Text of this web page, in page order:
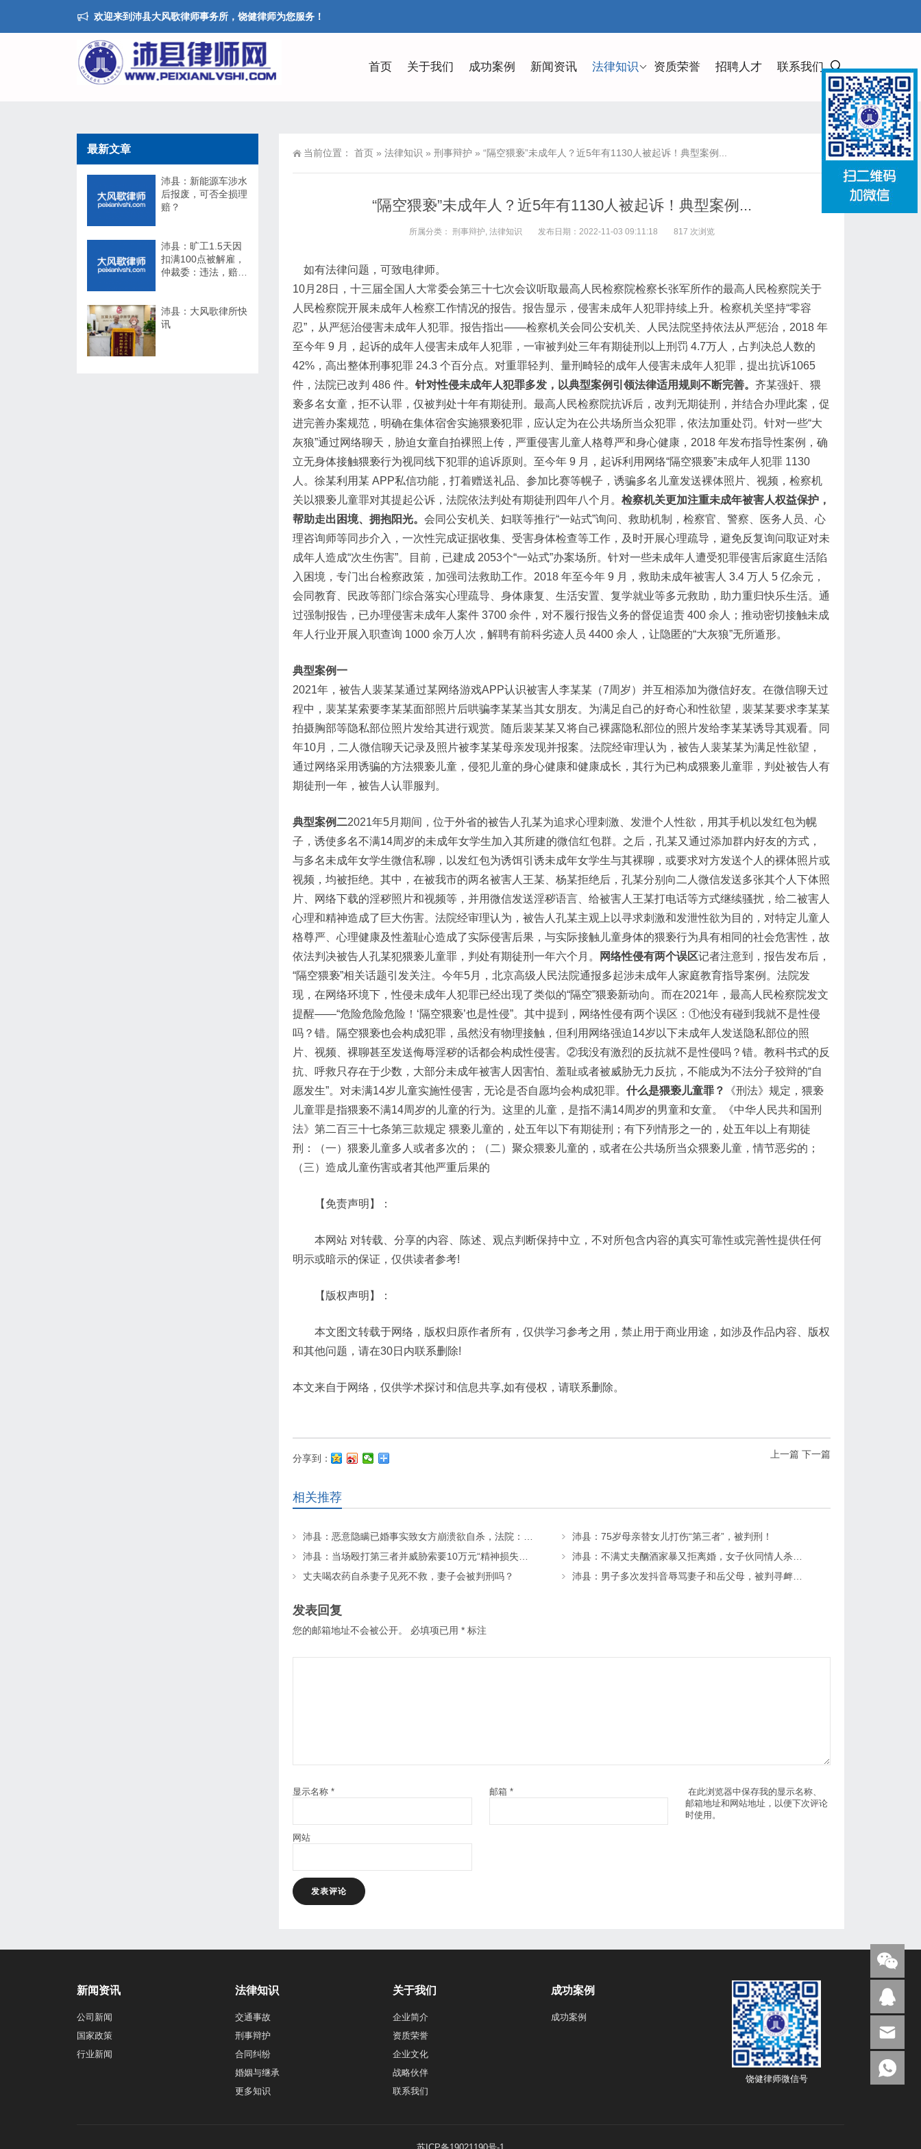
欢迎来到沛县大风歌律师事务所，饶健律师为您服务！
首页 关于我们 成功案例 新闻资讯 法律知识 资质荣誉 招聘人才 联系我们
当前位置： 首页 » 法律知识 » 刑事辩护 » “隔空猥亵”未成年人？近5年有1130人被起诉！典型案例...
“隔空猥亵”未成年人？近5年有1130人被起诉！典型案例...
所属分类： 刑事辩护, 法律知识 发布日期：2022-11-03 09:11:18 817 次浏览
如有法律问题，可致电律师。
10月28日，十三届全国人大常委会第三十七次会议听取最高人民检察院检察长张军所作的最高人民检察院关于
人民检察院开展未成年人检察工作情况的报告。报告显示，侵害未成年人犯罪持续上升。检察机关坚持“零容
忍”，从严惩治侵害未成年人犯罪。报告指出——检察机关会同公安机关、人民法院坚持依法从严惩治，2018 年
至今年 9 月，起诉的成年人侵害未成年人犯罪，一审被判处三年有期徒刑以上刑罚 4.7万人，占判决总人数的
42%，高出整体刑事犯罪 24.3 个百分点。对重罪轻判、量刑畸轻的成年人侵害未成年人犯罪，提出抗诉1065
件，法院已改判 486 件。 针对性侵未成年人犯罪多发，以典型案例引领法律适用规则不断完善。 齐某强奸、猥
亵多名女童，拒不认罪，仅被判处十年有期徒刑。最高人民检察院抗诉后，改判无期徒刑，并结合办理此案，促
进完善办案规范，明确在集体宿舍实施猥亵犯罪，应认定为在公共场所当众犯罪，依法加重处罚。针对一些“大
灰狼”通过网络聊天，胁迫女童自拍裸照上传，严重侵害儿童人格尊严和身心健康，2018 年发布指导性案例，确
立无身体接触猥亵行为视同线下犯罪的追诉原则。至今年 9 月，起诉利用网络“隔空猥亵”未成年人犯罪 1130
人。徐某利用某 APP私信功能，打着赠送礼品、参加比赛等幌子，诱骗多名儿童发送裸体照片、视频，检察机
关以猥亵儿童罪对其提起公诉，法院依法判处有期徒刑四年八个月。 检察机关更加注重未成年被害人权益保护，
帮助走出困境、拥抱阳光。 会同公安机关、妇联等推行“一站式”询问、救助机制，检察官、警察、医务人员、心
理咨询师等同步介入，一次性完成证据收集、受害身体检查等工作，及时开展心理疏导，避免反复询问取证对未
成年人造成“次生伤害”。目前，已建成 2053个“一站式”办案场所。针对一些未成年人遭受犯罪侵害后家庭生活陷
入困境，专门出台检察政策，加强司法救助工作。2018 年至今年 9 月，救助未成年被害人 3.4 万人 5 亿余元，
会同教育、民政等部门综合落实心理疏导、身体康复、生活安置、复学就业等多元救助，助力重归快乐生活。通
过强制报告，已办理侵害未成年人案件 3700 余件，对不履行报告义务的督促追责 400 余人；推动密切接触未成
年人行业开展入职查询 1000 余万人次，解聘有前科劣迹人员 4400 余人，让隐匿的“大灰狼”无所遁形。
典型案例一
2021年，被告人裴某某通过某网络游戏APP认识被害人李某某（7周岁）并互相添加为微信好友。在微信聊天过
程中，裴某某索要李某某面部照片后哄骗李某某当其女朋友。为满足自己的好奇心和性欲望，裴某某要求李某某
拍摄胸部等隐私部位照片发给其进行观赏。随后裴某某又将自己裸露隐私部位的照片发给李某某诱导其观看。同
年10月，二人微信聊天记录及照片被李某某母亲发现并报案。法院经审理认为，被告人裴某某为满足性欲望，
通过网络采用诱骗的方法猥亵儿童，侵犯儿童的身心健康和健康成长，其行为已构成猥亵儿童罪，判处被告人有
期徒刑一年，被告人认罪服判。
典型案例二2021年5月期间，位于外省的被告人孔某为追求心理刺激、发泄个人性欲，用其手机以发红包为幌
子，诱使多名不满14周岁的未成年女学生加入其所建的微信红包群。之后，孔某又通过添加群内好友的方式，
与多名未成年女学生微信私聊，以发红包为诱饵引诱未成年女学生与其裸聊，或要求对方发送个人的裸体照片或
视频，均被拒绝。其中，在被我市的两名被害人王某、杨某拒绝后，孔某分别向二人微信发送多张其个人下体照
片、网络下载的淫秽照片和视频等，并用微信发送淫秽语言、给被害人王某打电话等方式继续骚扰，给二被害人
心理和精神造成了巨大伤害。法院经审理认为，被告人孔某主观上以寻求刺激和发泄性欲为目的，对特定儿童人
格尊严、心理健康及性羞耻心造成了实际侵害后果，与实际接触儿童身体的猥亵行为具有相同的社会危害性，故
依法判决被告人孔某犯猥亵儿童罪，判处有期徒刑一年六个月。
网络性侵有两个误区记者注意到，报告发布后，
“隔空猥亵”相关话题引发关注。今年5月，北京高级人民法院通报多起涉未成年人家庭教育指导案例。法院发
现，在网络环境下，性侵未成年人犯罪已经出现了类似的“隔空”猥亵新动向。而在2021年，最高人民检察院发文
提醒——“危险危险危险！‘隔空猥亵’也是性侵”。其中提到，网络性侵有两个误区：①他没有碰到我就不是性侵
吗？错。隔空猥亵也会构成犯罪，虽然没有物理接触，但利用网络强迫14岁以下未成年人发送隐私部位的照
片、视频、裸聊甚至发送侮辱淫秽的话都会构成性侵害。②我没有激烈的反抗就不是性侵吗？错。教科书式的反
抗、呼救只存在于少数，大部分未成年被害人因害怕、羞耻或者被威胁无力反抗，不能成为不法分子狡辩的“自
愿发生”。对未满14岁儿童实施性侵害，无论是否自愿均会构成犯罪。 什么是猥亵儿童罪？
《刑法》规定，猥亵
儿童罪是指猥亵不满14周岁的儿童的行为。这里的儿童，是指不满14周岁的男童和女童。《中华人民共和国刑
法》第二百三十七条第三款规定 猥亵儿童的，处五年以下有期徒刑；有下列情形之一的，处五年以上有期徒
刑：（一）猥亵儿童多人或者多次的；（二）聚众猥亵儿童的，或者在公共场所当众猥亵儿童，情节恶劣的；
（三）造成儿童伤害或者其他严重后果的
【免责声明】：
本网站 对转载、分享的内容、陈述、观点判断保持中立，不对所包含内容的真实可靠性或完善性提供任何
明示或暗示的保证，仅供读者参考!
【版权声明】：
本文图文转载于网络，版权归原作者所有，仅供学习参考之用，禁止用于商业用途，如涉及作品内容、版权
和其他问题，请在30日内联系删除!
本文来自于网络，仅供学术探讨和信息共享,如有侵权，请联系删除。
上一篇 下一篇
分享到：
相关推荐
沛县：75岁母亲替女儿打伤“第三者”，被判刑！
沛县：不满丈夫酗酒家暴又拒离婚，女子伙同情人杀人抛尸，法院如何判决？
丈夫喝农药自杀妻子见死不救，妻子会被判刑吗？
沛县：男子多次发抖音辱骂妻子和岳父母，被判寻衅滋事罪，获实刑八个月！
发表回复
您的邮箱地址不会被公开。 必填项已用 * 标注
显示名称 * 邮箱 *
网站
在此浏览器中保存我的显示名称、
邮箱地址和网站地址，以便下次评论
时使用。
最新文章
沛县：新能源车涉水
后报废，可否全损理
赔？
沛县：旷工1.5天因
扣满100点被解雇，
仲裁委：违法，赔
沛县：大风歌律所快
讯
新闻资讯
公司新闻
国家政策
行业新闻
法律知识
交通事故
刑事辩护
合同纠纷
婚姻与继承
更多知识
关于我们
企业简介
资质荣誉
企业文化
战略伙伴
联系我们
成功案例
成功案例
饶健律师微信号